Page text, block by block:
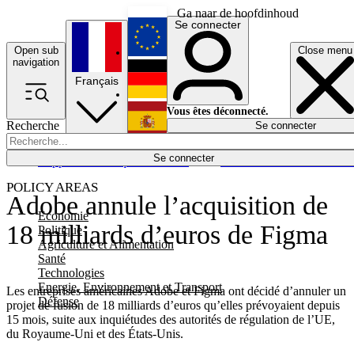
Ga naar de hoofdinhoud
Open sub
navigation
Close menu
Recherche
Se connecter
POLICY AREAS
Economie
Politique
Agriculture et Alimentation
Santé
Technologies
Energie, Environnement et Transport
Défense
Économie
Français
English
Deutsch
Español
Se connecter
Vous êtes déconnecté.
Se connecter
Adobe annule l’acquisition de
18 milliards d’euros de Figma
Les entreprises américaines Adobe et Figma ont décidé d’annuler un
projet de fusion de 18 milliards d’euros qu’elles prévoyaient depuis
15 mois, suite aux inquiétudes des autorités de régulation de l’UE,
du Royaume-Uni et des États-Unis.